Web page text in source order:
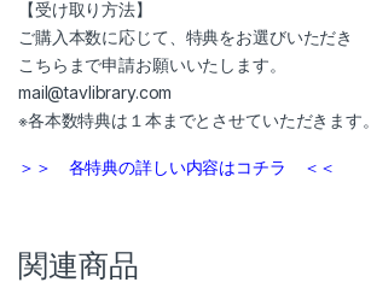
【受け取り方法】
ご購入本数に応じて、特典をお選びいただき
こちらまで申請お願いいたします。
mail@tavlibrary.com
※各本数特典は１本までとさせていただきます。
＞＞ 各特典の詳しい内容はコチラ ＜＜
関連商品